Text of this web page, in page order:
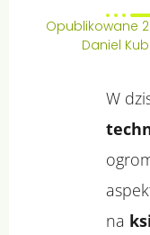
Opublikowane
Daniel
W
na